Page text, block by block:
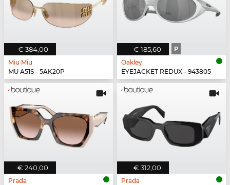
€ 384,00
Miu Miu
MU A51S - 5AK20P
€ 185,60 P
Oakley
EYEJACKET REDUX - 943805
€ 240,00
Prada
€ 312,00
Prada